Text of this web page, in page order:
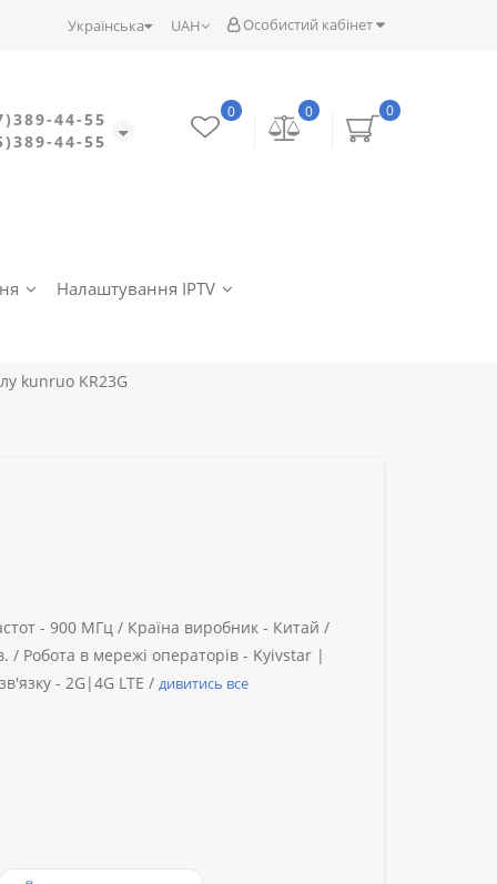
Особистий кабінет
UAH
Українська
44-55
44-55
0
0
0
Налаштування IPTV
kunruo KR23G
- 900 МГц / Країна виробник - Китай /
/ Робота в мережі операторів - Kyivstar |
- 2G|4G LTE / дивитись все